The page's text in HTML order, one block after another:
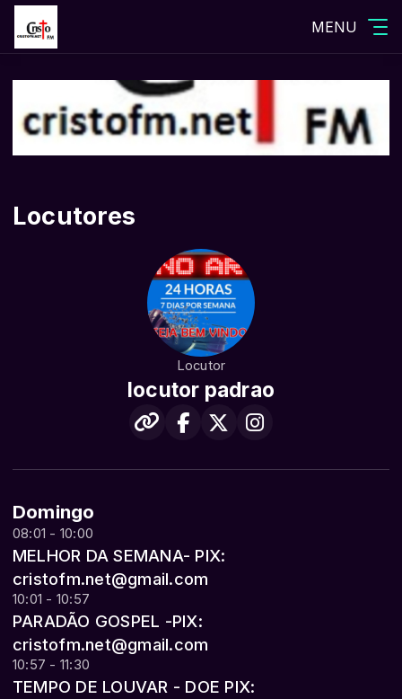
MENU
Locutores
Locutor
locutor padrao
Domingo
08:01 - 10:00
MELHOR DA SEMANA- PIX:
cristofm.net@gmail.com
10:01 - 10:57
PARADÃO GOSPEL -PIX:
cristofm.net@gmail.com
10:57 - 11:30
TEMPO DE LOUVAR - DOE PIX: